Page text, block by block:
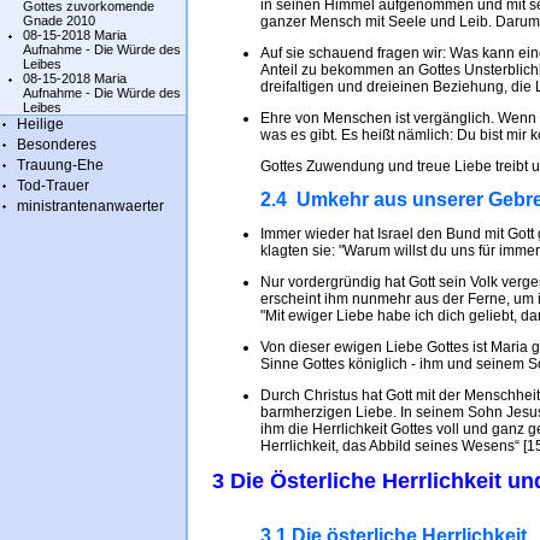
Gottes zuvorkomende
Gnade 2010
08-15-2018 Maria
Aufnahme - Die Würde des
Leibes
08-15-2018 Maria
Aufnahme - Die Würde des
Leibes
Heilige
Besonderes
Trauung-Ehe
Tod-Trauer
ministrantenanwaerter
in seinen Himmel aufgenommen und mit
ganzer Mensch mit Seele und Leib.
Auf sie schauend fragen wir: Was kann
Anteil zu bekommen an Gottes
dreifaltigen und dreieinen Beziehung, die
Ehre von Menschen ist vergänglich.
was es gibt. Es heißt nämlich: Du bist mir
Gottes Zuwendung und treue Liebe treibt
2.4 Umkehr aus unserer
Immer wieder hat Israel den Bund mit
klagten sie: "Warum willst du uns für
Nur vordergründig hat Gott sein Volk
erscheint ihm nunmehr aus der Ferne,
"Mit ewiger Liebe habe ich dich geliebt,
Von dieser ewigen Liebe Gottes ist Maria
Sinne Gottes königlich - ihm und seinem
Durch Christus hat Gott mit der
barmherzigen Liebe. In seinem Sohn
ihm die Herrlichkeit Gottes voll und ganz
Herrlichkeit, das Abbild seines Wesens“
3 Die Österliche Herrlichkeit
3.1 Die österliche Herrlichkeit